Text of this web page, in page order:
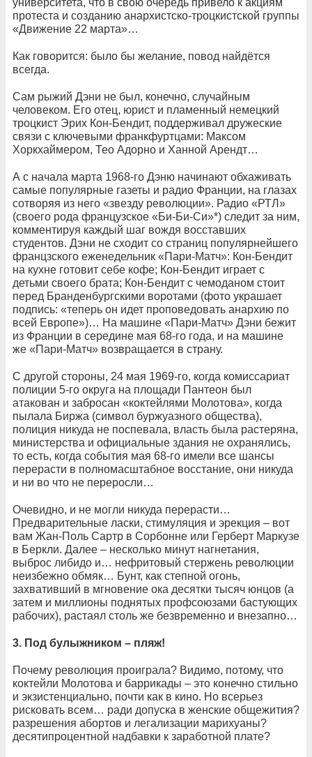
университета, что в свою очередь привело к акциям
протеста и созданию анархистско-троцкистской группы
«Движение 22 марта»…
Как говорится: было бы желание, повод найдётся
всегда.
Сам рыжий Дэни не был, конечно, случайным
человеком. Его отец, юрист и пламенный немецкий
троцкист Эрих Кон-Бендит, поддерживал дружеские
связи с ключевыми франкфуртцами: Максом
Хоркхаймером, Тео Адорно и Ханной Арендт…
А с начала марта 1968-го Дэню начинают обхаживать
самые популярные газеты и радио Франции, на глазах
сотворяя из него «звезду революции». Радио «РТЛ»
(своего рода французское «Би-Би-Си»*) следит за ним,
комментируя каждый шаг вождя восставших
студентов. Дэни не сходит со страниц популярнейшего
францзского еженедельник «Пари-Матч»: Кон-Бендит
на кухне готовит себе кофе; Кон-Бендит играет с
детьми своего брата; Кон-Бендит с чемоданом стоит
перед Бранденбургскими воротами (фото украшает
подпись: «теперь он идет проповедовать анархию по
всей Европе»)… На машине «Пари-Матч» Дэни бежит
из Франции в середине мая 68-го года, и на машине
же «Пари-Матч» возвращается в страну.
С другой стороны, 24 мая 1969-го, когда комиссариат
полиции 5-го округа на площади Пантеон был
атакован и забросан «коктейлями Молотова», когда
пылала Биржа (символ буржуазного общества),
полиция никуда не поспевала, власть была растеряна,
министерства и официальные здания не охранялись,
то есть, когда события мая 68-го имели все шансы
перерасти в полномасштабное восстание, они никуда
и ни во что не переросли…
Очевидно, и не могли никуда перерасти…
Предварительные ласки, стимуляция и эрекция – вот
вам Жан-Поль Сартр в Сорбонне или Герберт Маркузе
в Беркли. Далее – несколько минут нагнетания,
выброс либидо и… нефритовый стержень революции
неизбежно обмяк… Бунт, как степной огонь,
захвативший в мгновение ока десятки тысяч юнцов (а
затем и миллионы поднятых профсоюзами бастующих
рабочих), растаял столь же безвременно и внезапно…
3. Под булыжником – пляж!
Почему революция проиграла? Видимо, потому, что
коктейли Молотова и баррикады – это конечно стильно
и экзистенциально, почти как в кино. Но всерьез
рисковать всем… ради допуска в женские общежития?
разрешения абортов и легализации марихуаны?
десятипроцентной надбавки к заработной плате?